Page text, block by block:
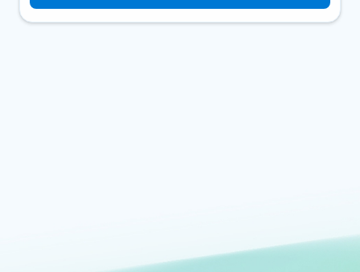
облачных служб Azure, а также примеров архитектуры и документации.